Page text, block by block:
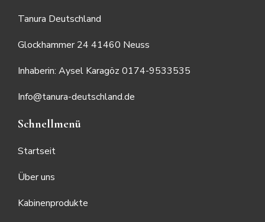
Tanura Deutschland
Glockhammer 24 41460 Neuss
Inhaberin: Aysel Karagöz 0174-9533535
Info@tanura-deutschland.de
Schnellmenü
Startseit
Über uns
Kabinenprodukte